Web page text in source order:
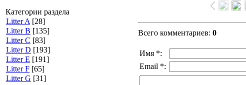
Категории раздела
Litter A [28]
Litter B [135]
Litter C [83]
Litter D [193]
Litter E [191]
Litter F [65]
Litter G [31]
Всего комментариев: 0
Имя *:
Email *: